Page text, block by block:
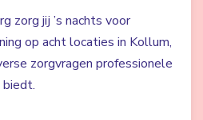
zorg jij ’s nachts voor
op acht locaties in Kollum,
zorgvragen professionele